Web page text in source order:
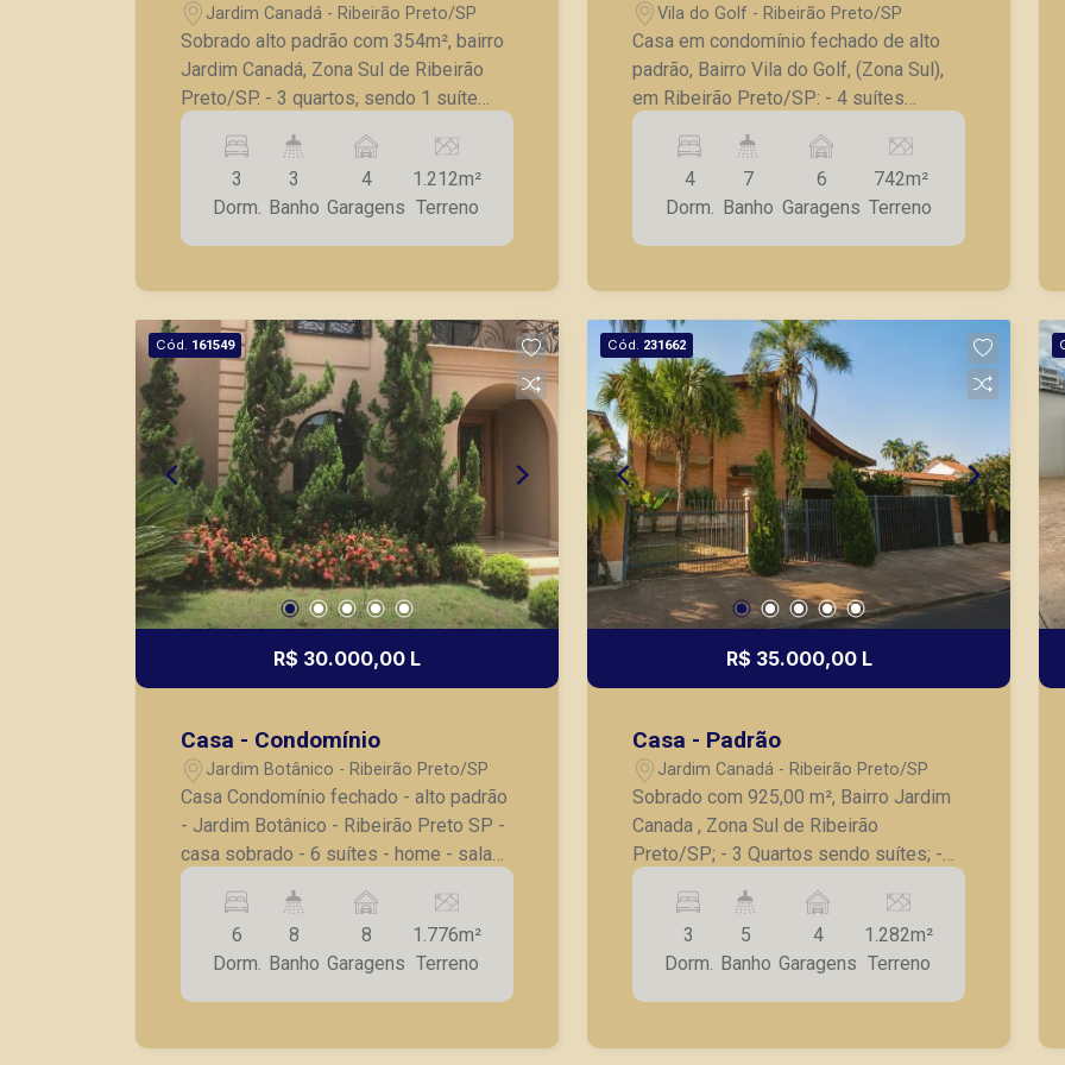
Jardim Canadá - Ribeirão Preto/SP
Sobrado alto padrão com 354m², bairro
Jardim Canadá, Zona Sul de Ribeirão
Preto/SP. - 3 quartos, sendo 1 suíte
com closet amplo; - Escritório; -
Banheiro social; - Lavabo; - Sala para 4
ambientes; - Cozinha planejada; -
Dependência de empregada; - Quintal; -
4 vagas de garagem. A Piramid tem
com agilidade e segurança, em locação,
vendas de imóveis prontos, usados ou
mesmo nos principais lançamentos da
cidade de Ribeirão Preto.
3
Dorm.
3
Banho
4
Garagens
1.212m²
Terreno
Vila do Golf - Ribeirão Preto/SP
Casa em condomínio fechado de alto
padrão, Bairro Vila do Golf, (Zona Sul),
em Ribeirão Preto/SP: - 4 suítes
completa em armários, sendo 1 suíte
master com hidro; - Lavabo; - Sala para
3 ambientes; - Cozinha planejada em
ilha; - Varanda gourmet com
churrasqueira; - Vestiário; - Piscina; -
Dependência e banheiro de serviço; - 6
vagas de garagem. A Piramid tem como
objetivo atender seus clientes com
agilidade e segurança, em locação,
vendas de imóveis prontos, usados ou
mesmo nos principais lançamentos da
cidade de Ribeirão Preto.
4
Dorm.
7
Banho
6
Garagens
742m²
Terreno
Cód. 161549
R$ 30.000,00 L
Casa - Condomínio
Jardim Botânico - Ribeirão Preto/SP
Casa Condomínio fechado - alto padrão
- Jardim Botânico - Ribeirão Preto SP -
casa sobrado - 6 suítes - home - sala
de estar - sala de jantar - área goumert
- escritório - lavabo - cozinha completa
em armários - quarto e banheiro de
serviço - 8 vagas de garagem -
aquecedor solar A Piramid tem como
agilidade e segurança, em locação,
6
Dorm.
8
Banho
8
Garagens
1.776m²
Terreno
Cód. 231662
R$ 35.000,00 L
Casa - Padrão
Jardim Canadá - Ribeirão Preto/SP
Sobrado com 925,00 m², Bairro Jardim
Canada , Zona Sul de Ribeirão
Preto/SP; - 3 Quartos sendo suítes; -
Sala ampla; - Lavabo; - Cozinha
reformada; - Área de lazer coberta; -
Sauna; - Piscina; - Quintal; - Jardim; -
Arquitetura com muita madeira - 4
garagens sendo 2 cobertas A Piramid
clientes com agilidade e segurança, em
3
Dorm.
5
Banho
4
Garagens
1.282m²
Terreno